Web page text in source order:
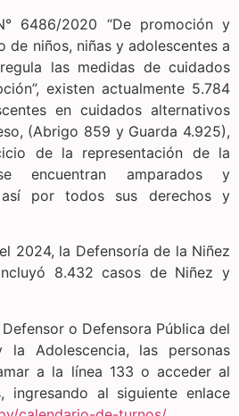
6486/2020 “De promoción y
de niños, niñas y adolescentes a
las medidas de cuidados
existen actualmente 5.784
en cuidados alternativos
(Abrigo 859 y Guarda 4.925),
de la representación de la
encuentran amparados y
así por todos sus derechos y
2024, la Defensoría de la Niñez
8.432 casos de Niñez y
o Defensora Pública del
Adolescencia, las personas
a la línea 133 o acceder al
ingresando al siguiente enlace